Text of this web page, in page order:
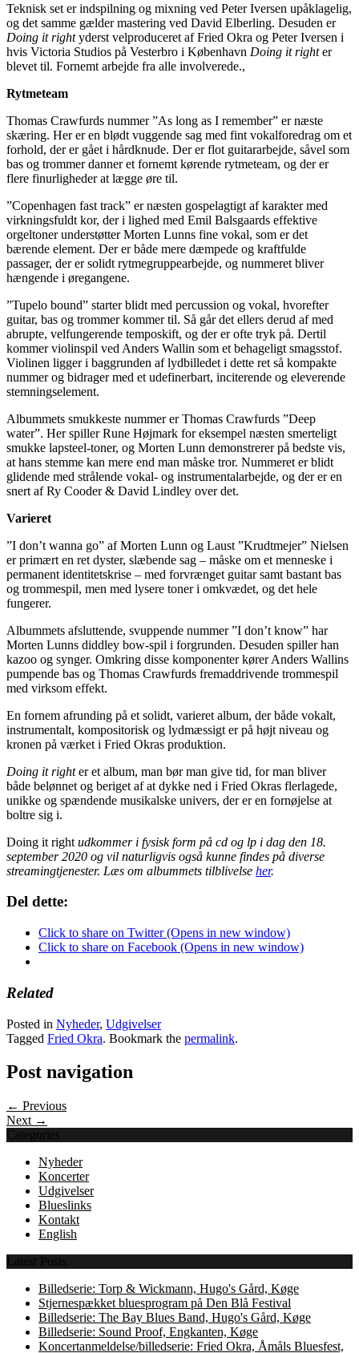
Teknisk set er indspilning og mixning ved Peter Iversen upåklagelig,
og det samme gælder mastering ved David Elberling. Desuden er
Doing it rightyderst velproduceret af Fried Okra og Peter Iversen i
hvis Victoria Studios på Vesterbro i København Doing it righter
blevet til. Fornemt arbejde fra alle involverede.,
Rytmeteam
Thomas Crawfurds nummer ”As long as I remember” er næste
skæring. Her er en blødt vuggende sag med fint vokalforedrag om et
forhold, der er gået i hårdknude. Der er flot guitararbejde, såvel som
bas og trommer danner et fornemt kørende rytmeteam, og der er
flere finurligheder at lægge øre til.
”Copenhagen fast track” er næsten gospelagtigt af karakter med
virkningsfuldt kor, der i lighed med Emil Balsgaards effektive
orgeltoner understøtter Morten Lunns fine vokal, som er det
bærende element. Der er både mere dæmpede og kraftfulde
passager, der er solidt rytmegruppearbejde, og nummeret bliver
hængende i øregangene.
”Tupelo bound” starter blidt med percussion og vokal, hvorefter
guitar, bas og trommer kommer til. Så går det ellers derud af med
abrupte, velfungerende temposkift, og der er ofte tryk på. Dertil
kommer violinspil ved Anders Wallin som et behageligt smagsstof.
Violinen ligger i baggrunden af lydbilledet i dette ret så kompakte
nummer og bidrager med et udefinerbart, inciterende og eleverende
stemningselement.
Albummets smukkeste nummer er Thomas Crawfurds ”Deep
water”. Her spiller Rune Højmark for eksempel næsten smerteligt
smukke lapsteel-toner, og Morten Lunn demonstrerer på bedste vis,
at hans stemme kan mere end man måske tror. Nummeret er blidt
glidende med strålende vokal- og instrumentalarbejde, og der er en
snert af Ry Cooder & David Lindley over det.
Varieret
”I don’t wanna go” af Morten Lunn og Laust ”Krudtmejer” Nielsen
er primært en ret dyster, slæbende sag – måske om et menneske i
permanent identitetskrise – med forvrænget guitar samt bastant bas
og trommespil, men med lysere toner i omkvædet, og det hele
fungerer.
Albummets afsluttende, svuppende nummer ”I don’t know” har
Morten Lunns diddley bow-spil i forgrunden. Desuden spiller han
kazoo og synger. Omkring disse komponenter kører Anders Wallins
pumpende bas og Thomas Crawfurds fremaddrivende trommespil
med virksom effekt.
En fornem afrunding på et solidt, varieret album, der både vokalt,
instrumentalt, kompositorisk og lydmæssigt er på højt niveau og
kronen på værket i Fried Okras produktion.
Doing it righter et album, man bør man give tid, for man bliver
både belønnet og beriget af at dykke ned i Fried Okras flerlagede,
unikke og spændende musikalske univers, der er en fornøjelse at
boltre sig i.
Doing it right udkommer i fysisk form på cd og lp i dag den 18.
september 2020 og vil naturligvis også kunne findes på diverse
streamingtjenester. Læs om albummets tilblivelse her.
Del dette:
Click to share on Twitter (Opens in new window)
Click to share on Facebook (Opens in new window)
Related
Posted in Nyheder, Udgivelser
Tagged Fried Okra. Bookmark the permalink.
Post navigation
← Previous
Next →
Categories
Nyheder
Koncerter
Udgivelser
Blueslinks
Kontakt
English
Latest Posts
Billedserie: Torp & Wickmann, Hugo's Gård, Køge
Stjernespækket bluesprogram på Den Blå Festival
Billedserie: The Bay Blues Band, Hugo's Gård, Køge
Billedserie: Sound Proof, Engkanten, Køge
Koncertanmeldelse/billedserie: Fried Okra, Åmåls Bluesfest,